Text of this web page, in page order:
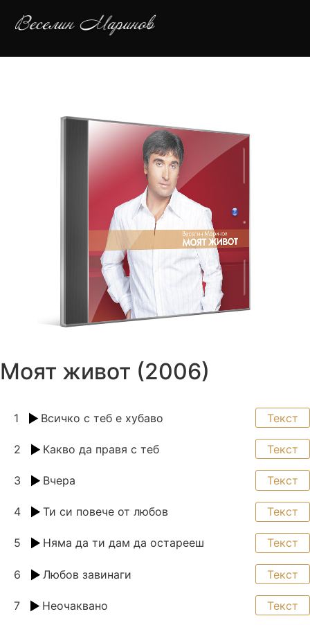
Моят живот (2006)
1 Всичко с теб е хубаво Текст
2 Какво да правя с теб Текст
3 Вчера Текст
4 Ти си повече от любов Текст
5 Няма да ти дам да остарееш Текст
6 Любов завинаги Текст
7 Неочаквано Текст